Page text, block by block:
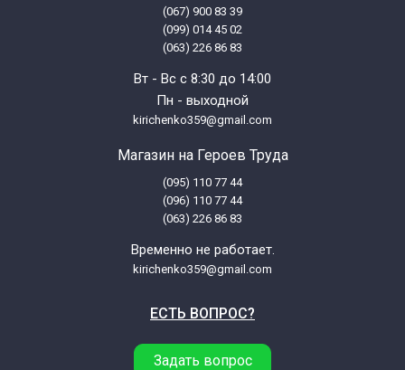
(067) 900 83 39
(099) 014 45 02
(063) 226 86 83
Вт - Вс с 8:30 до 14:00
Пн - выходной
kirichenko359@gmail.com
Магазин на Героев Труда
(095) 110 77 44
(096) 110 77 44
(063) 226 86 83
Временно не работает.
kirichenko359@gmail.com
ЕСТЬ ВОПРОС?
Задать вопрос